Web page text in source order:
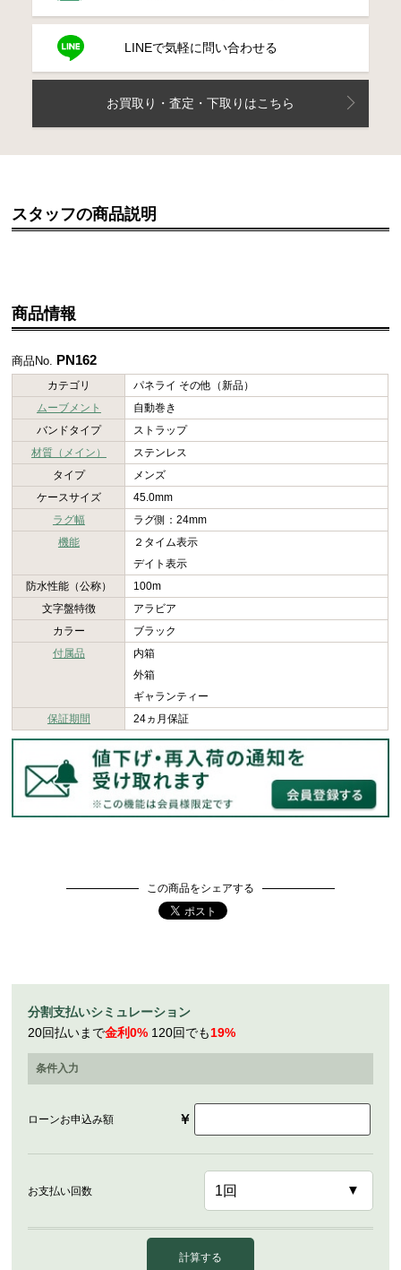
LINEで気軽に問い合わせる
お買取り・査定・下取りはこちら
スタッフの商品説明
商品情報
商品No. PN162
カテゴリ
パネライ その他（新品）
ムーブメント
自動巻き
バンドタイプ
ストラップ
材質（メイン）
ステンレス
タイプ
メンズ
ケースサイズ
45.0mm
ラグ幅
ラグ側：24mm
機能
２タイム表示
デイト表示
防水性能（公称）
100m
文字盤特徴
アラビア
カラー
ブラック
付属品
内箱
外箱
ギャランティー
保証期間
24ヵ月保証
この商品をシェアする
分割支払いシミュレーション
20回払いまで金利0% 120回でも19%
条件入力
ローンお申込み額 ￥
お支払い回数
計算する